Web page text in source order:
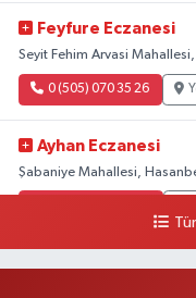
Feyfure Eczanesi
Seyit Fehim Arvasi
0 (505) 070 35 26
Ayhan Eczanesi
Şabaniye Mahallesi,